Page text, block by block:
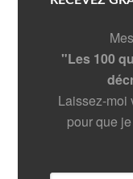
"Les 100
Laissez-moi
pour que